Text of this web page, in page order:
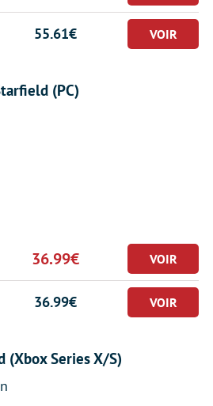
55.61€
(PC)
36.99€
36.99€
(Xbox Series X/S)